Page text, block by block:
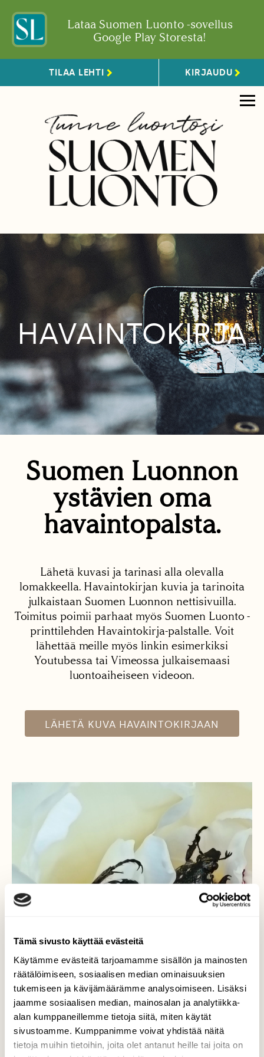
Tämä sivusto käyttää evästeitä
Käytämme evästeitä tarjoamamme sisällön ja mainosten
räätälöimiseen, sosiaalisen median ominaisuuksien
tukemiseen ja kävijämäärämme analysoimiseen. Lisäksi
jaamme sosiaalisen median, mainosalan ja analytiikka-
alan kumppaneillemme tietoja siitä, miten käytät
sivustoamme. Kumppanimme voivat yhdistää näitä
tietoja muihin tietoihin, joita olet antanut heille tai joita on
Lataa Suomen Luonto -sovellus
Google Play Storesta!
TILAA LEHTI KIRJAUDU
HAVAINTOKIRJA
Suomen Luonnon
ystävien oma
havaintopalsta.
Lähetä kuvasi ja tarinasi alla olevalla
lomakkeella. Havaintokirjan kuvia ja tarinoita
julkaistaan Suomen Luonnon nettisivuilla.
Toimitus poimii parhaat myös Suomen Luonto -
printtilehden Havaintokirja-palstalle. Voit
lähettää meille myös linkin esimerkiksi
Youtubessa tai Vimeossa julkaisemaasi
luontoaiheiseen videoon.
LÄHETÄ KUVA HAVAINTOKIRJAAN